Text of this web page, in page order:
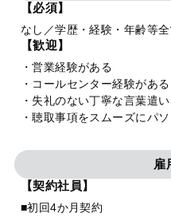
【必須】
なし／学歴・経験・年齢等全
【歓迎】
・営業経験がある
・コールセンター経験がある
・失礼のない丁寧な言葉遣
・聴取事項をスムーズにパ
雇
【契約社員】
■初回4か月契約